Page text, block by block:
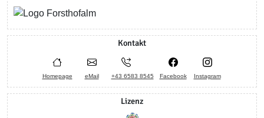
Kontakt
Homepage eMail +43 6583 8545 Facebook Instagram
Lizenz